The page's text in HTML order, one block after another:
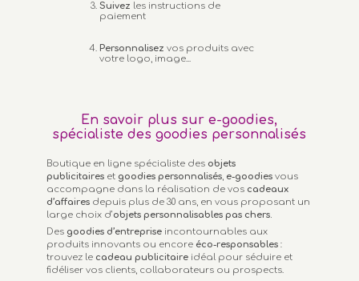
Suivez les instructions de
paiement
Personnalisez vos produits avec
votre logo, image...
En savoir plus sur e-goodies,
spécialiste des goodies personnalisés
Boutique en ligne spécialiste des objets
publicitaires et goodies personnalisés, e-goodies vous
accompagne dans la réalisation de vos cadeaux
d’affaires depuis plus de 30 ans, en vous proposant un
large choix d’objets personnalisables pas chers.
Des goodies d’entreprise incontournables aux
produits innovants ou encore éco-responsables :
trouvez le cadeau publicitaire idéal pour séduire et
fidéliser vos clients, collaborateurs ou prospects.